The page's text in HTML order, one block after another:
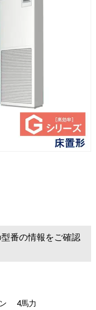
番の情報をご確認
4馬力